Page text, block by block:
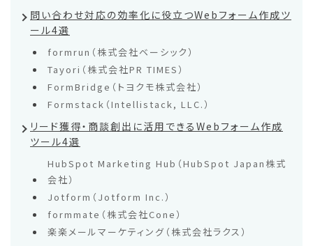
問い合わせ対応の効率化に役立つWebフォーム作成ツ
ール4選
formrun（株式会社ベーシック）
Tayori（株式会社PR TIMES）
FormBridge（トヨクモ株式会社）
Formstack（Intellistack, LLC.）
リード獲得・商談創出に活用できるWebフォーム作成
ツール4選
HubSpot Marketing Hub（HubSpot Japan株式
会社）
Jotform（Jotform Inc.）
formmate（株式会社Cone）
楽楽メールマーケティング（株式会社ラクス）